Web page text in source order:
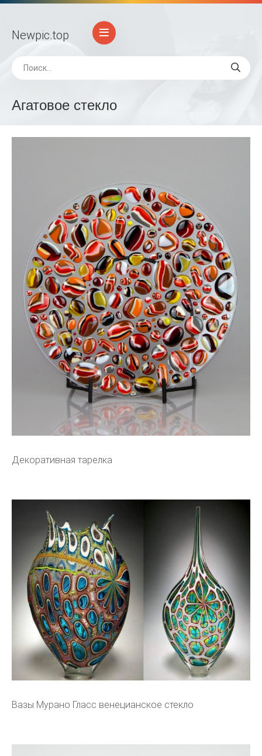
Newpic.top
Агатовое стекло
Декоративная тарелка
Вазы Мурано Гласс венецианское стекло